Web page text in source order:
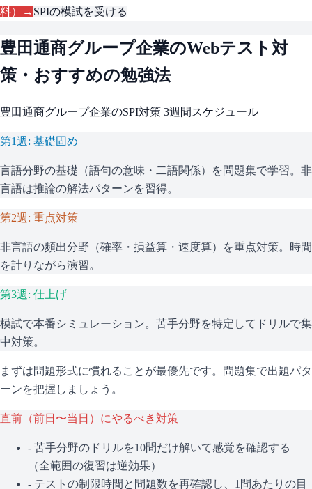
料）→ SPIの模試を受ける
豊田通商グループ企業のWebテスト対
策・おすすめの勉強法
豊田通商グループ企業のSPI対策 3週間スケジュール
第1週: 基礎固め
言語分野の基礎（語句の意味・二語関係）を問題集で学習。非
言語は推論の解法パターンを習得。
第2週: 重点対策
非言語の頻出分野（確率・損益算・速度算）を重点対策。時間
を計りながら演習。
第3週: 仕上げ
模試で本番シミュレーション。苦手分野を特定してドリルで集
中対策。
まずは問題形式に慣れることが最優先です。問題集で出題パタ
ーンを把握しましょう。
直前（前日〜当日）にやるべき対策
- 苦手分野のドリルを10問だけ解いて感覚を確認する
（全範囲の復習は逆効果）
- テストの制限時間と問題数を再確認し、1問あたりの目